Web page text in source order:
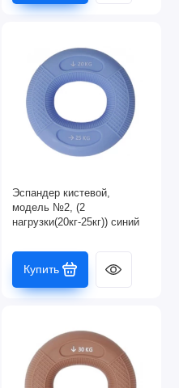
Эспандер кистевой,
модель №2, (2
нагрузки(20кг-25кг)) синий
Купить